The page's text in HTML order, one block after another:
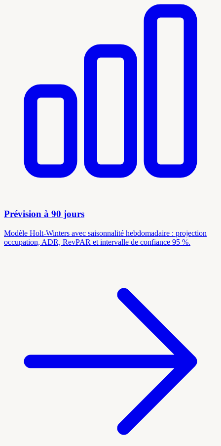
Prévision à 90 jours
Modèle Holt-Winters avec saisonnalité hebdomadaire : projection
occupation, ADR, RevPAR et intervalle de confiance 95 %.